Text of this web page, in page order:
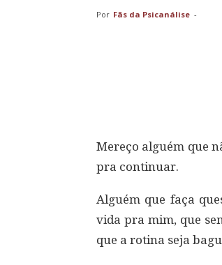
Por Fãs da Psicanálise -
Mereço alguém que
pra continuar.
Alguém que faça
vida pra mim, que
que a rotina seja